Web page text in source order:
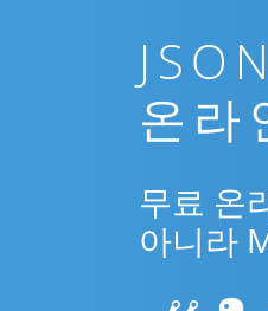
온라
무료 온
아니라